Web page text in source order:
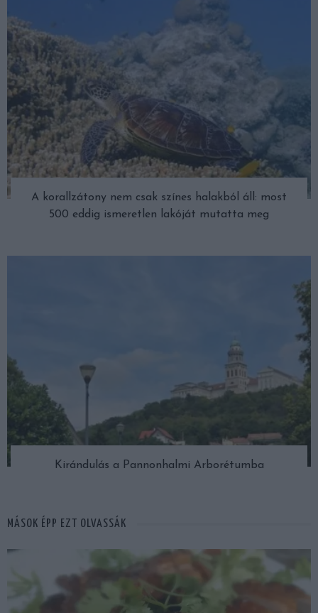
A korallzátony nem csak színes halakból áll: most
500 eddig ismeretlen lakóját mutatta meg
Kirándulás a Pannonhalmi Arborétumba
MÁSOK ÉPP EZT OLVASSÁK